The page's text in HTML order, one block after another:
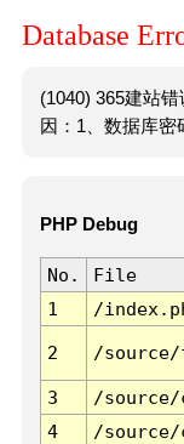
Database
(1040) 365建站
因：1、数据库密
PHP Debug
No. File
1
/
2 /
3 /
4
/